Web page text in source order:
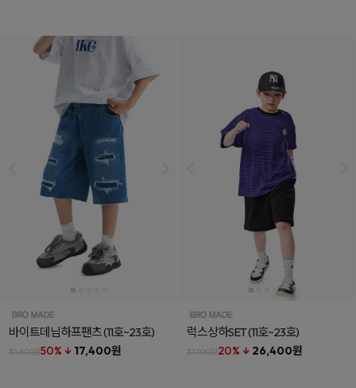
바이트데님하프팬츠(11호~23호)
34,800원50% ↓ 17,400원
럭스상하SET(11호~23호)
32,900원20% ↓ 26,400원